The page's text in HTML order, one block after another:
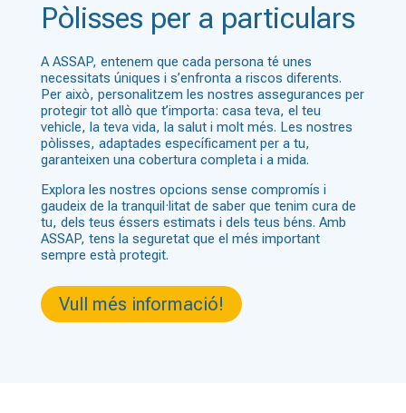
Pòlisses per a particulars
A ASSAP, entenem que cada persona té unes
necessitats úniques i s’enfronta a riscos diferents.
Per això, personalitzem les nostres assegurances per
protegir tot allò que t’importa: casa teva, el teu
vehicle, la teva vida, la salut i molt més. Les nostres
pòlisses, adaptades específicament per a tu,
garanteixen una cobertura completa i a mida.
Explora les nostres opcions sense compromís i
gaudeix de la tranquil·litat de saber que tenim cura de
tu, dels teus éssers estimats i dels teus béns. Amb
ASSAP, tens la seguretat que el més important
sempre està protegit.
Vull més informació!